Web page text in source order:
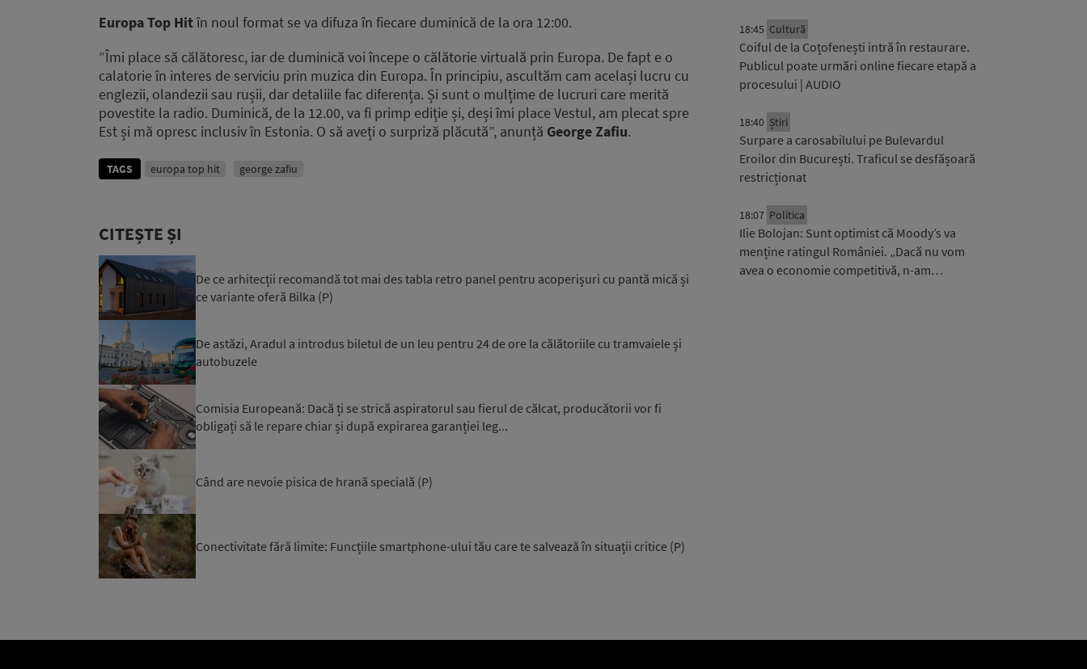
Europa Top Hitîn noul format se va difuza în fiecare duminică de la ora 12:00.
”Îmi place să călătoresc, iar de duminică voi începe o călătorie virtuală prin Europa. De fapt e o
calatorie în interes de serviciu prin muzica din Europa. În principiu, ascultăm cam același lucru cu
englezii, olandezii sau rușii, dar detaliile fac diferența. Și sunt o mulțime de lucruri care merită
povestite la radio. Duminică, de la 12.00, va fi primp ediție și, deși îmi place Vestul, am plecat spre
Est și mă opresc inclusiv în Estonia. O să aveți o surpriză plăcută”, anunță George Zafiu.
TAGS europa top hit george zafiu
CITEȘTE ȘI
De ce arhitecții recomandă tot mai des tabla retro panel pentru acoperișuri cu pantă mică și
ce variante oferă Bilka (P)
De astăzi, Aradul a introdus biletul de un leu pentru 24 de ore la călătoriile cu tramvaiele și
autobuzele
Comisia Europeană: Dacă ți se strică aspiratorul sau fierul de călcat, producătorii vor fi
obligați să le repare chiar și după expirarea garanției leg...
Când are nevoie pisica de hrană specială (P)
Conectivitate fără limite: Funcțiile smartphone-ului tău care te salvează în situații critice (P)
18:45 Cultură
Coiful de la Coțofenești intră în restaurare.
Publicul poate urmări online fiecare etapă a
procesului | AUDIO
18:40 Știri
Surpare a carosabilului pe Bulevardul
Eroilor din București. Traficul se desfășoară
restricționat
18:07 Politica
Ilie Bolojan: Sunt optimist că Moody’s va
menține ratingul României. „Dacă nu vom
avea o economie competitivă, n-am…